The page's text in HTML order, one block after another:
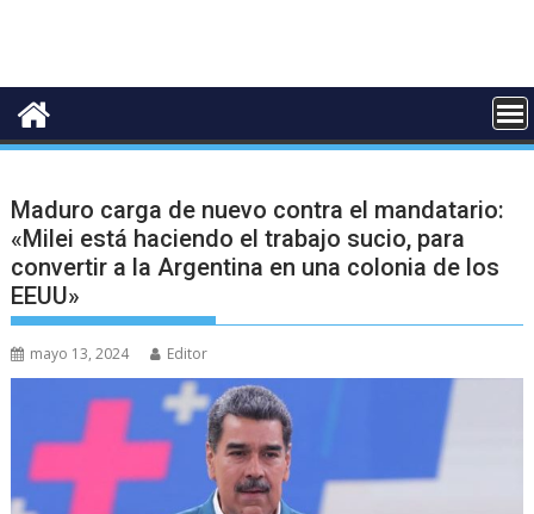
Maduro carga de nuevo contra el mandatario:
«Milei está haciendo el trabajo sucio, para
convertir a la Argentina en una colonia de los
EEUU»
mayo 13, 2024 Editor